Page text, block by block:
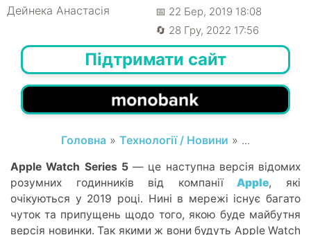
Дейнека Анастасiя
📅 22 Бер, 2019 18:08
🔄 28 Гру, 2022 17:56
Підтримати сайт
Головна » Технології / Новини » ...
Apple Watch Series 5— це наступна версія відомих
розумних годинників від компаніїApple, які
очікуються у 2019 році. Нині в мережі існує багато
чуток та припущень щодо того, якою буде майбутня
версія новинки. Так якими ж вони будуть Apple Watch